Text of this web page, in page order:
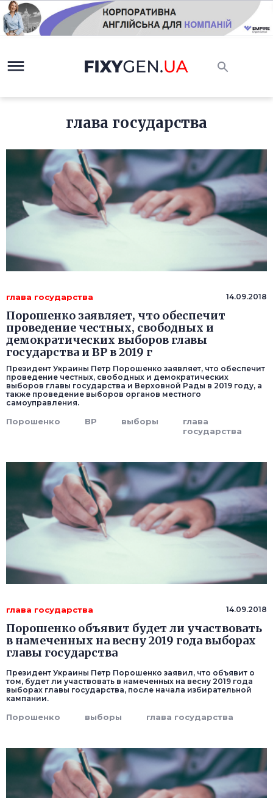
глава государства
глава государства 14.09.2018
Порошенко заявляет, что обеспечит
проведение честных, свободных и
демократических выборов главы
государства и ВР в 2019 г
Президент Украины Петр Порошенко заявляет, что обеспечит
проведение честных, свободных и демократических
выборов главы государства и Верховной Рады в 2019 году, а
также проведение выборов органов местного
самоуправления.
Порошенко ВР выборы
глава
государства
глава государства 14.09.2018
Порошенко объявит будет ли участвовать
в намеченных на весну 2019 года выборах
главы государства
Президент Украины Петр Порошенко заявил, что объявит о
том, будет ли участвовать в намеченных на весну 2019 года
выборах главы государства, после начала избирательной
кампании.
Порошенко выборы глава государства